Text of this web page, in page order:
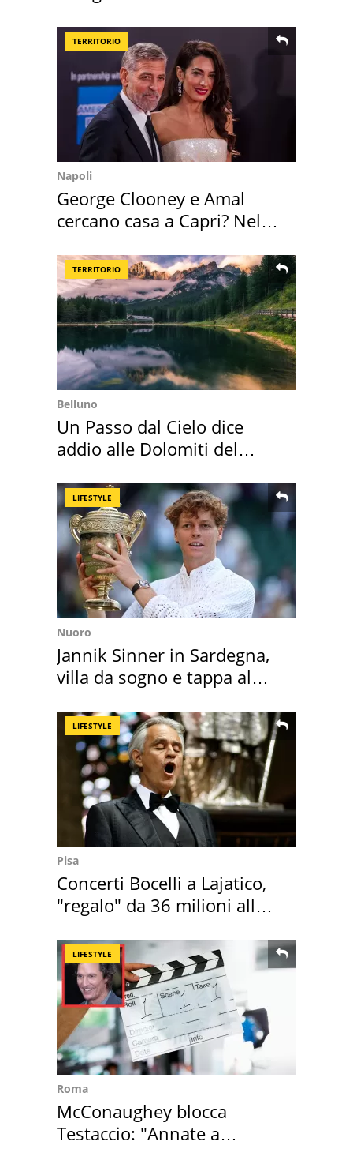
TERRITORIO
Napoli
George Clooney e Amal
cercano casa a Capri? Nel
TERRITORIO
Belluno
Un Passo dal Cielo dice
addio alle Dolomiti del
LIFESTYLE
Nuoro
Jannik Sinner in Sardegna,
villa da sogno e tappa al
LIFESTYLE
Pisa
Concerti Bocelli a Lajatico,
"regalo" da 36 milioni alla
LIFESTYLE
Roma
McConaughey blocca
Testaccio: "Annate a